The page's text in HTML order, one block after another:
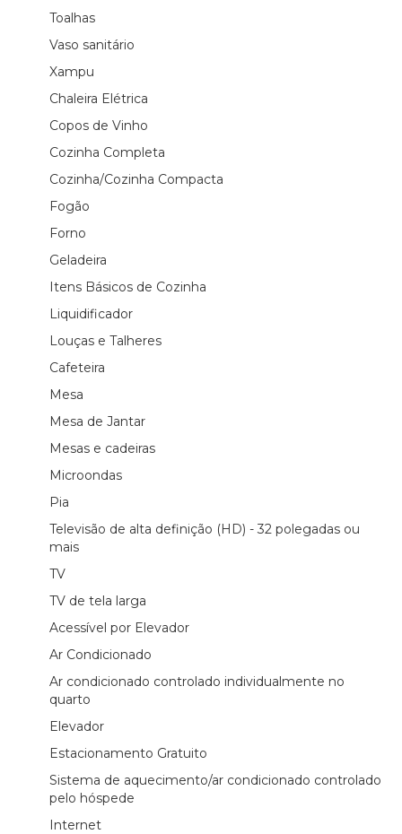
Toalhas
Vaso sanitário
Xampu
Chaleira Elétrica
Copos de Vinho
Cozinha Completa
Cozinha/Cozinha Compacta
Fogão
Forno
Geladeira
Itens Básicos de Cozinha
Liquidificador
Louças e Talheres
Cafeteira
Mesa
Mesa de Jantar
Mesas e cadeiras
Microondas
Pia
Televisão de alta definição (HD) - 32 polegadas ou
mais
TV
TV de tela larga
Acessível por Elevador
Ar Condicionado
Ar condicionado controlado individualmente no
quarto
Elevador
Estacionamento Gratuito
Sistema de aquecimento/ar condicionado controlado
pelo hóspede
Internet